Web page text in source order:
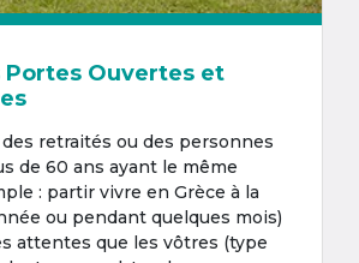
Portes Ouvertes et
retraités ou des personnes
de 60 ans ayant le même
: partir vivre en Grèce à la
ou pendant quelques mois)
attentes que les vôtres (type